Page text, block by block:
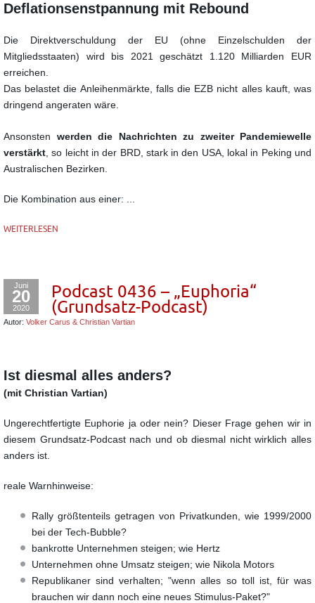
Deflationsenstpannung mit Rebound
Die Direktverschuldung der EU (ohne Einzelschulden der
Mitgliedsstaaten) wird bis 2021 geschätzt 1.120 Milliarden EUR
erreichen.
Das belastet die Anleihenmärkte, falls die EZB nicht alles kauft, was
dringend angeraten wäre.
Ansonsten werden die Nachrichten zu zweiter Pandemiewelle
verstärkt , so leicht in der BRD, stark in den USA, lokal in Peking und
Australischen Bezirken.
Die Kombination aus einer: ...
WEITERLESEN
Juni
20
2020
Podcast 0436 – „Euphoria“
(Grundsatz-Podcast)
Autor: Volker Carus & Christian Vartian
Ist diesmal alles anders?
(mit Christian Vartian)
Ungerechtfertigte Euphorie ja oder nein? Dieser Frage gehen wir in
diesem Grundsatz-Podcast nach und ob diesmal nicht wirklich alles
anders ist.
reale Warnhinweise:
Rally größtenteils getragen von Privatkunden, wie 1999/2000
bei der Tech-Bubble?
bankrotte Unternehmen steigen; wie Hertz
Unternehmen ohne Umsatz steigen; wie Nikola Motors
Republikaner sind verhalten; "wenn alles so toll ist, für was
brauchen wir dann noch eine neues Stimulus-Paket?"